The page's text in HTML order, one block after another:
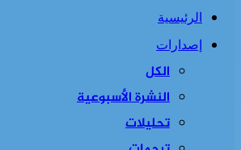
الرئيسية
إصدارات
الكل
النشرة الأسبوعية
تحليلات